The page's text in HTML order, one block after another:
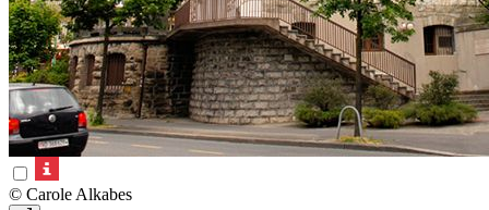
© Carole Alkabes